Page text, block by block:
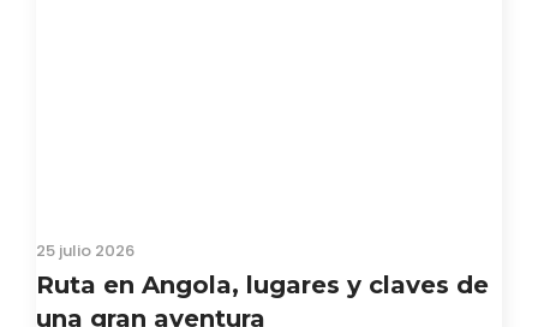
25 julio 2026
Ruta en Angola, lugares y claves de
una gran aventura